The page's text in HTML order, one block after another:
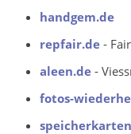
handgem.de
repfair.de -
aleen.de -
fotos-